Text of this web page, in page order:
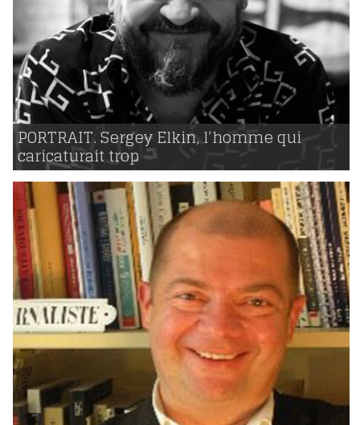
PORTRAIT. Sergey Elkin, l’homme qui
caricaturait trop
voir
25 | 04 | 2016
956